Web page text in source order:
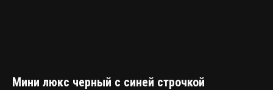
Мини люкс черный с синей строчкой